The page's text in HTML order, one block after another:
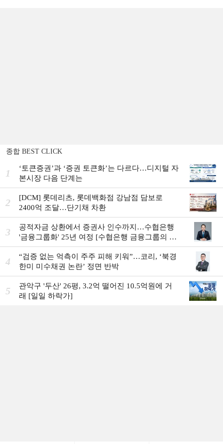
종합 BEST CLICK
1
‘토큰증권’과 ‘증권 토큰화’는 다르다…디지털 자
본시장 다음 단계는
2
[DCM] 롯데리츠, 롯데백화점 강남점 담보로
2400억 조달…단기채 차환
3
공적자금 상환에서 증권사 인수까지…수협은행
'금융그룹화' 25년 여정 [수협은행 금융그룹의 꿈
①]
4
“검증 없는 억측이 주주 피해 키워”…코리, ‘북경
한미 미수채권 논란’ 정면 반박
5
관악구 '두산' 26평, 3.2억 떨어진 10.5억원에 거
래 [일일 하락가]